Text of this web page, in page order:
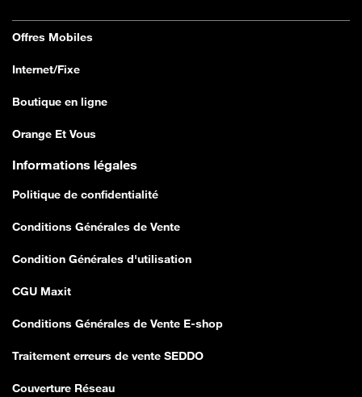
Offres Mobiles
Internet/Fixe
Boutique en ligne
Orange Et Vous
Informations légales
Politique de confidentialité
Conditions Générales de Vente
Condition Générales d'utilisation
CGU Maxit
Conditions Générales de Vente E-shop
Traitement erreurs de vente SEDDO
Couverture Réseau